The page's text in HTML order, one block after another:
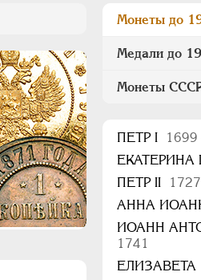
Монеты до
Медали до
Монеты
ПEТР I
ЕКАТЕРИНА I
ПЕТР II
АННА
ИОАНН
1741
ЕЛИЗАВЕТА